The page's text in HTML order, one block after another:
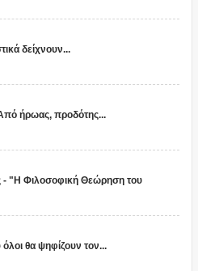
δείχνουν...
ήρωας, προδότης...
- "Η Φιλοσοφική Θεώρηση του
θα ψηφίζουν τον...